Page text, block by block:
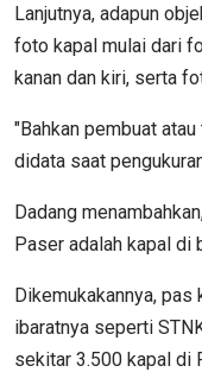
Lanjutnya, adapun
foto kapal mulai dari
kanan dan kiri, serta
"Bahkan pembuat
didata saat
Dadang
Paser adalah kapal di
Dikemukakannya,
ibaratnya seperti
sekitar 3.500 kapal di